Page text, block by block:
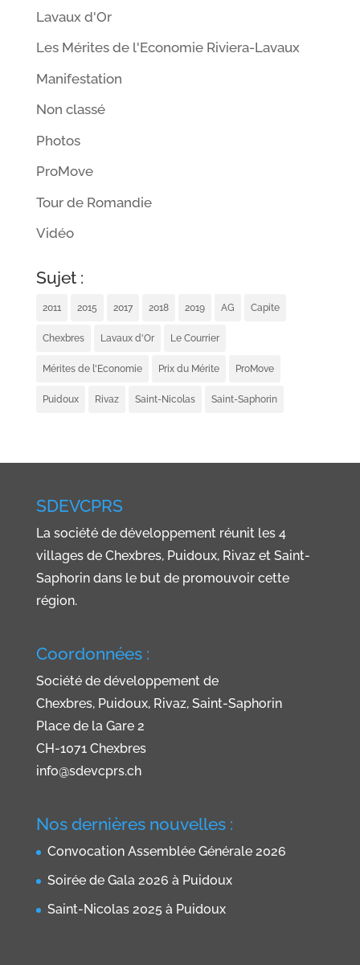
Lavaux d'Or
Les Mérites de l'Economie Riviera-Lavaux
Manifestation
Non classé
Photos
ProMove
Tour de Romandie
Vidéo
Sujet :
2011 2015 2017 2018 2019 AG Capite
Chexbres Lavaux d'Or Le Courrier
Mérites de l'Economie Prix du Mérite ProMove
Puidoux Rivaz Saint-Nicolas Saint-Saphorin
SDEVCPRS
La société de développement réunit les 4
villages de Chexbres, Puidoux, Rivaz et Saint-
Saphorin dans le but de promouvoir cette
région.
Coordonnées :
Société de développement de
Chexbres, Puidoux, Rivaz, Saint-Saphorin
Place de la Gare 2
CH-1071 Chexbres
info@sdevcprs.ch
Nos dernières nouvelles :
Convocation Assemblée Générale 2026
Soirée de Gala 2026 à Puidoux
Saint-Nicolas 2025 à Puidoux